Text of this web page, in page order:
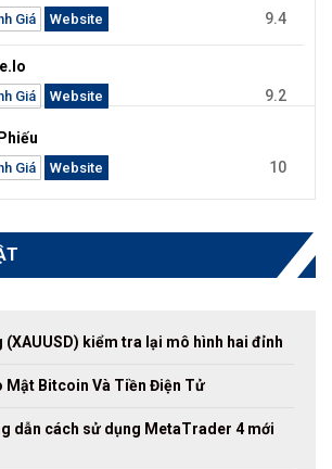
Giá Website 9.4
Giá Website 9.2
Giá Website 10
(XAUUSD) kiểm tra lại mô hình hai đỉnh
Mật Bitcoin Và Tiền Điện Tử
dẫn cách sử dụng MetaTrader 4 mới